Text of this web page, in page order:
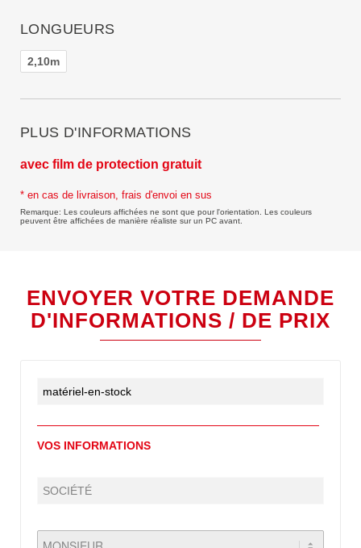
LONGUEURS
2,10m
PLUS D'INFORMATIONS
avec film de protection gratuit
* en cas de livraison, frais d'envoi en sus
Remarque: Les couleurs affichées ne sont que pour l'orientation. Les couleurs
peuvent être affichées de manière réaliste sur un PC avant.
ENVOYER VOTRE DEMANDE
D'INFORMATIONS / DE PRIX
VOS INFORMATIONS